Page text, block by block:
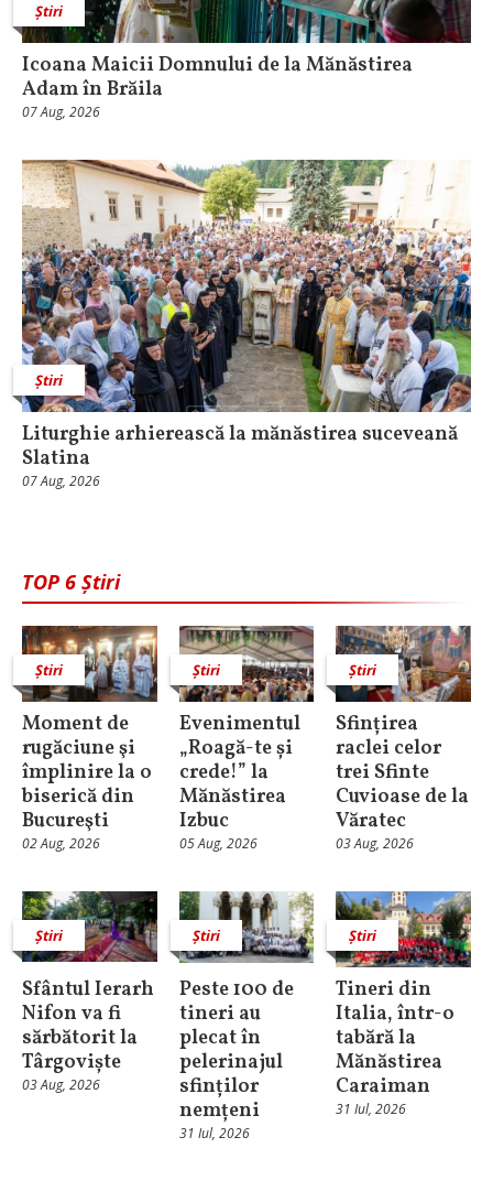
Știri
Icoana Maicii Domnului de la Mănăstirea
Adam în Brăila
07 Aug, 2026
Știri
Liturghie arhierească la mănăstirea suceveană
Slatina
07 Aug, 2026
TOP 6 Știri
Știri
Moment de
rugăciune şi
împlinire la o
biserică din
Bucureşti
02 Aug, 2026
Știri
Evenimentul
„Roagă-te și
crede!” la
Mănăstirea
Izbuc
05 Aug, 2026
Știri
Sfințirea
raclei celor
trei Sfinte
Cuvioase de la
Văratec
03 Aug, 2026
Știri
Sfântul Ierarh
Nifon va fi
sărbătorit la
Târgoviște
03 Aug, 2026
Știri
Peste 100 de
tineri au
plecat în
pelerinajul
sfinților
nemțeni
31 Iul, 2026
Știri
Tineri din
Italia, într-o
tabără la
Mănăstirea
Caraiman
31 Iul, 2026